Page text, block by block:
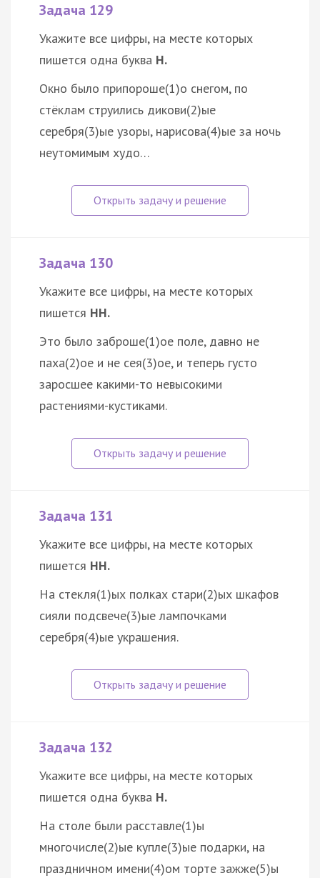
Задача 129
Укажите все цифры, на месте которых
пишется одна буква Н.
Окно было припороше(1)о снегом, по
стёклам струились дикови(2)ые
серебря(3)ые узоры, нарисова(4)ые за ночь
неутомимым худо…
Задача 130
Укажите все цифры, на месте которых
пишется НН.
Это было заброше(1)ое поле, давно не
паха(2)ое и не сея(3)ое, и теперь густо
заросшее какими-то невысокими
растениями-кустиками.
Задача 131
Укажите все цифры, на месте которых
пишется НН.
На стекля(1)ых полках стари(2)ых шкафов
сияли подсвече(3)ые лампочками
серебря(4)ые украшения.
Задача 132
Укажите все цифры, на месте которых
пишется одна буква Н.
На столе были расставле(1)ы
многочисле(2)ые купле(3)ые подарки, на
праздничном имени(4)ом торте зажже(5)ы